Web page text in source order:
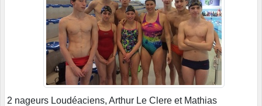
2 nageurs Loudéaciens, Arthur Le Clere et Mathias